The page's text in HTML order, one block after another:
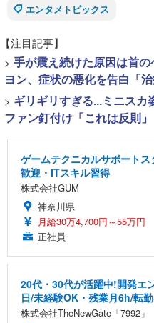
エンタメトピックス
【注目記事】
> 手が震え続けた原因は首
ヨン、症状の悪化を告白「治
> ギリギリすぎる...ミニスカ
ファン釘付け「これは反則」
ゲームテクニカルサポート
歓迎・ITスキル習得
株式会社GUM
神奈川県
月給30万4,700円～55万円
正社員
20代・30代が活躍中!開発エ
日/未経験OK・残業月6h/転
株式会社TheNewGate「7992」